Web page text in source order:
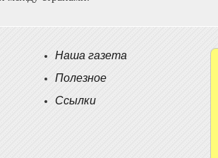
Наша газета
Полезное
Ссылки